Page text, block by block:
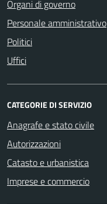
Organi di governo
Personale amministrativo
Politici
Uffici
CATEGORIE DI SERVIZIO
Anagrafe e stato civile
Autorizzazioni
Catasto e urbanistica
Imprese e commercio